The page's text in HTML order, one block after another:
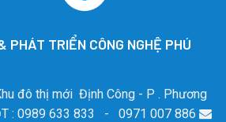
PHÁT TRIỂN CÔNG NGHỆ PHÚ
đô thị mới Định Công - P . Phương
: 0989 633 833 - 0971 007 886